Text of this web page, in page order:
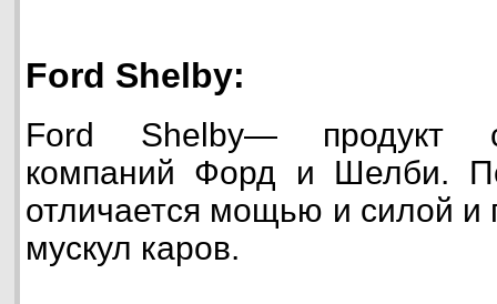
Ford Shelby:
Ford Shelby— продукт
компаний Форд и Шелби.
отличается мощью и силой и
мускул каров.